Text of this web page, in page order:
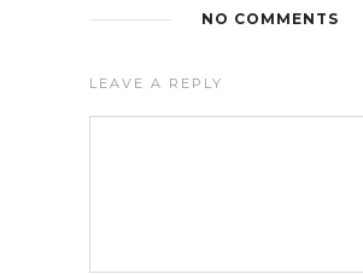
NO COMMENTS
LEAVE A REPLY